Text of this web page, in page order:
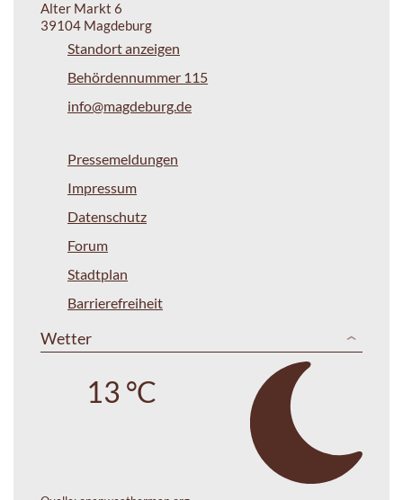
Alter Markt 6
39104 Magdeburg
Standort anzeigen
Behördennummer 115
info@magdeburg.de
Pressemeldungen
Impressum
Datenschutz
Forum
Stadtplan
Barrierefreiheit
Wetter
13 °C